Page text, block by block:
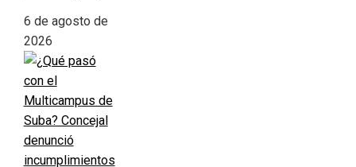
6 de agosto de
2026